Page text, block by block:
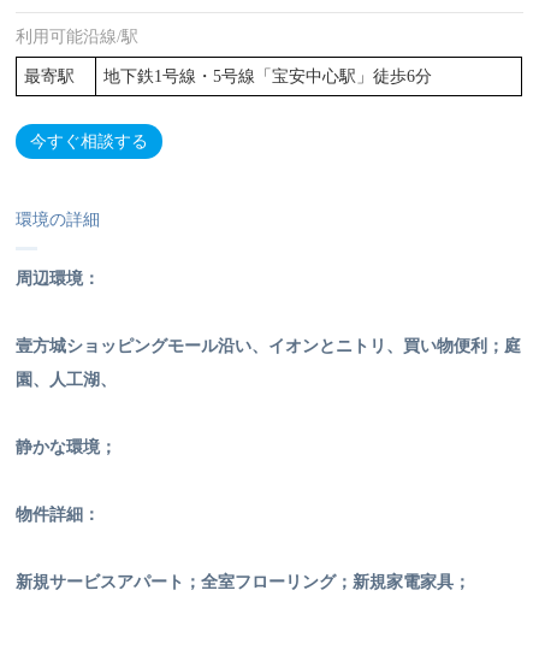
利用可能沿線/駅
最寄駅 地下鉄1号線・5号線「宝安中心駅」徒歩6分
今すぐ相談する
環境の詳細
周辺環境：
壹方城ショッピングモール沿い、イオンとニトリ、買い物便利；庭
園、人工湖、
静かな環境；
物件詳細：
新規サービスアパート；全室フローリング；新規家電家具；